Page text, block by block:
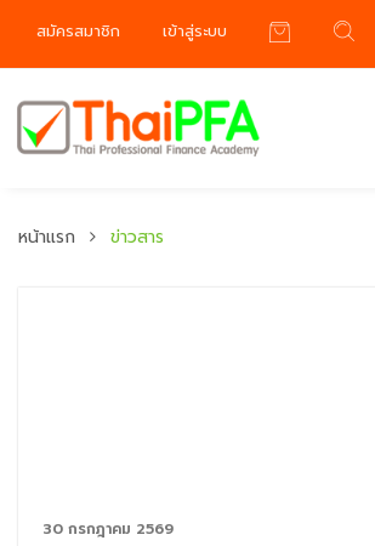
สมัครสมาชิก เข้าสู่ระบบ
หน้าแรก ข่าวสาร
30 กรกฎาคม 2569